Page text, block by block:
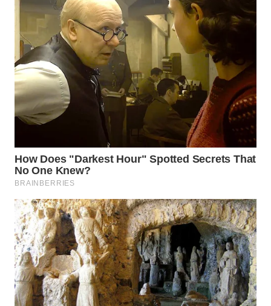
SUKABUMI
WN
PURWAKARTA
WN
PRIANGAN
TIMUR
SEMARANG
WN
SOLO
WN
BOROBUDUR
WN
MADURA